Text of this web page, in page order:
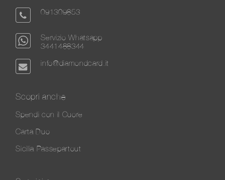
091309853
Servizio Whatsapp
3441488344
info@diamondcard.it
Scopri anche
Spendi con il Cuore
Carta Duo
Sicilia Passepartout